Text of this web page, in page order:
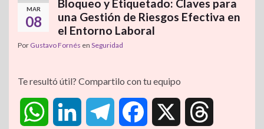
MAR
08
Bloqueo y Etiquetado: Claves para
una Gestión de Riesgos Efectiva en
el Entorno Laboral
Por Gustavo Fornés en Seguridad
Te resultó útil? Compartilo con tu equipo